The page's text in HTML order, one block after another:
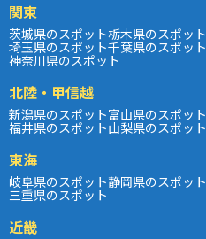
関東
茨城県のスポット栃木県のスポット
埼玉県のスポット千葉県のスポット
神奈川県のスポット
北陸・甲信越
新潟県のスポット富山県のスポット
福井県のスポット山梨県のスポット
東海
岐阜県のスポット静岡県のスポット
三重県のスポット
近畿